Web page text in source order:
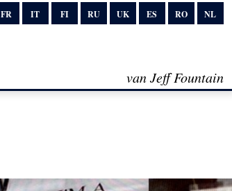
FR IT FI RU UK ES RO NL
van Jeff Fountain